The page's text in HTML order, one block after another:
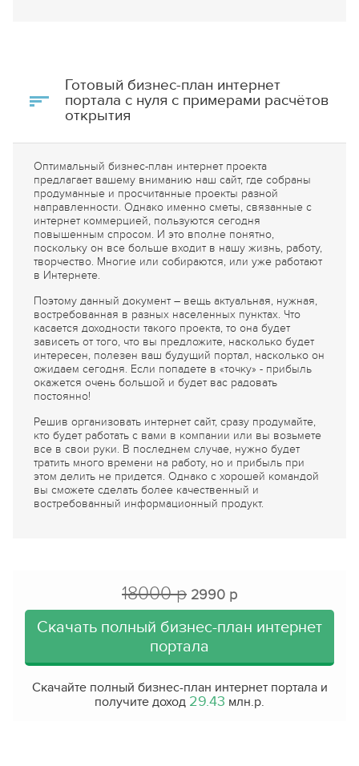
Готовый бизнес-план интернет
портала с нуля с примерами расчётов
открытия
Оптимальный бизнес-план интернет проекта
предлагает вашему вниманию наш сайт, где собраны
продуманные и просчитанные проекты разной
направленности. Однако именно сметы, связанные с
интернет коммерцией, пользуются сегодня
повышенным спросом. И это вполне понятно,
поскольку он все больше входит в нашу жизнь, работу,
творчество. Многие или собираются, или уже работают
в Интернете.
Поэтому данный документ – вещь актуальная, нужная,
востребованная в разных населенных пунктах. Что
касается доходности такого проекта, то она будет
зависеть от того, что вы предложите, насколько будет
интересен, полезен ваш будущий портал, насколько он
ожидаем сегодня. Если попадете в «точку» - прибыль
окажется очень большой и будет вас радовать
постоянно!
Решив организовать интернет сайт, сразу продумайте,
кто будет работать с вами в компании или вы возьмете
все в свои руки. В последнем случае, нужно будет
тратить много времени на работу, но и прибыль при
этом делить не придется. Однако с хорошей командой
вы сможете сделать более качественный и
востребованный информационный продукт.
18000 р 2990 р
Скачать полный бизнес-план интернет
портала
Скачайте полный бизнес-план интернет портала и
получите доход 29.43 млн.р.